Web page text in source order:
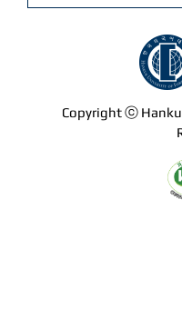
Copyright ⓒ